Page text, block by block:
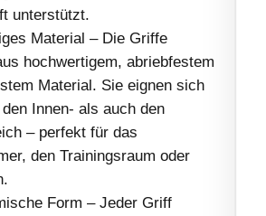
unterstützt.
Material – Die Griffe
hochwertigem, abriebfestem
Material. Sie eignen sich
Innen- als auch den
– perfekt für das
den Trainingsraum oder
Form – Jeder Griff